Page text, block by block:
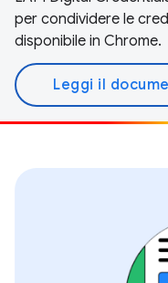
per condividere le
disponibile in Chrome.
Leggi il